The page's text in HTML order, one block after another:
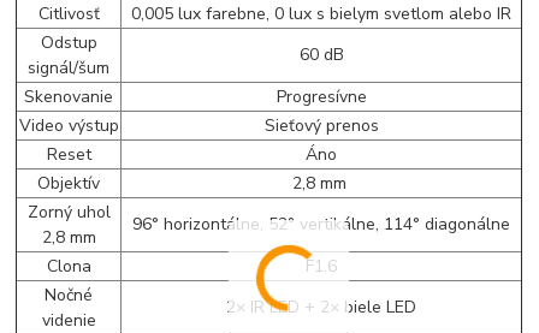
Citlivosť
0,005 lux farebne, 0 lux s bielym svetlom alebo IR
Odstup
signál/šum
60 dB
Skenovanie
Progresívne
Video výstup
Sieťový prenos
Reset
Áno
Objektív
2,8 mm
Zorný uhol
2,8 mm
96° horizontálne, 52° vertikálne, 114° diagonálne
Clona
F1.6
Nočné
videnie
2× IR LED + 2× biele LED